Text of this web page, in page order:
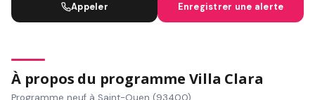
Appeler Enregistrer une alerte
À propos du programme Villa Clara
Programme neuf à Saint-Ouen (93400)